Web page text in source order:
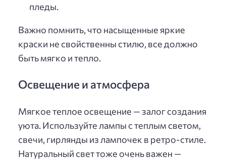
пледы.
Важно помнить, что насыщенные яркие
краски не свойственны стилю, все должно
быть мягко и тепло.
Освещение и атмосфера
Мягкое теплое освещение — залог создания
уюта. Используйте лампы с теплым светом,
свечи, гирлянды из лампочек в ретро-стиле.
Натуральный свет тоже очень важен —